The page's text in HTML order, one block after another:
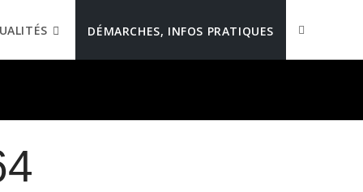
DÉMARCHES, INFOS PRATIQUES